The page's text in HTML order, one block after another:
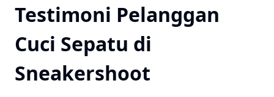
Testimoni Pelanggan
Cuci Sepatu di
Sneakershoot